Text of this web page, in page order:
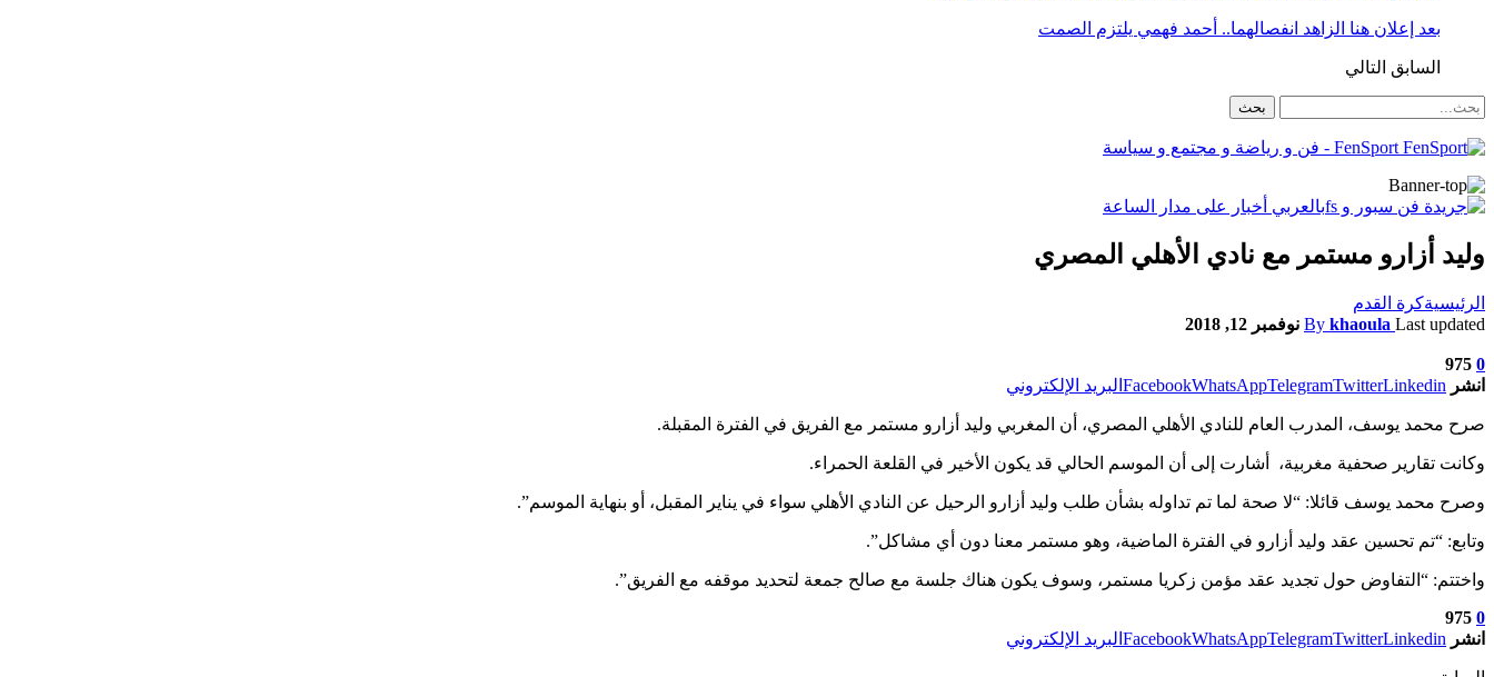
بعد إعلان هنا الزاهد انفصالهما.. أحمد فهمي يلتزم الصمت
السابق التالي
FenSport - فن و رياضة و مجتمع و سياسة
وليد أزارو مستمر مع نادي الأهلي المصري
الرئيسيةكرة القدم
By khaoula Last updated نوفمبر 12, 2018
0
975
انشر
FacebookWhatsAppTelegramTwitterLinkedin البريد الإلكتروني
صرح محمد يوسف، المدرب العام للنادي الأهلي المصري، أن المغربي وليد أزارو مستمر مع الفريق في الفترة المقبلة.
وكانت تقارير صحفية مغربية، أشارت إلى أن الموسم الحالي قد يكون الأخير في القلعة الحمراء.
وصرح محمد يوسف قائلا: “لا صحة لما تم تداوله بشأن طلب وليد أزارو الرحيل عن النادي الأهلي سواء في يناير المقبل، أو بنهاية الموسم”.
وتابع: “تم تحسين عقد وليد أزارو في الفترة الماضية، وهو مستمر معنا دون أي مشاكل”.
واختتم: “التفاوض حول تجديد عقد مؤمن زكريا مستمر، وسوف يكون هناك جلسة مع صالح جمعة لتحديد موقفه مع الفريق”.
0
975
انشر
FacebookWhatsAppTelegramTwitterLinkedin البريد الإلكتروني